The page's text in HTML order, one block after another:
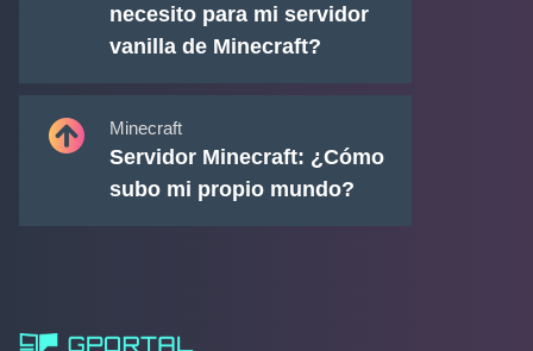
necesito para mi servidor
vanilla de Minecraft?
Minecraft
Servidor Minecraft: ¿Cómo
subo mi propio mundo?